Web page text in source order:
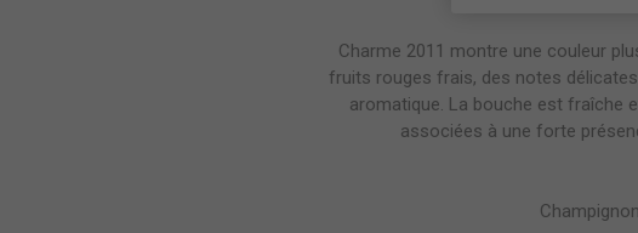
Charme 2011 montre une couleur
fruits rouges frais, des notes
aromatique. La bouche est fraîche
associées à une forte